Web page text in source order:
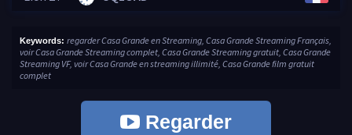
Keywords: regarder Casa Grande en Streaming, Casa Grande Streaming Français,
voir Casa Grande Streaming complet, Casa Grande Streaming gratuit, Casa Grande
Streaming VF, voir Casa Grande en streaming illimité, Casa Grande film gratuit
complet
Regarder